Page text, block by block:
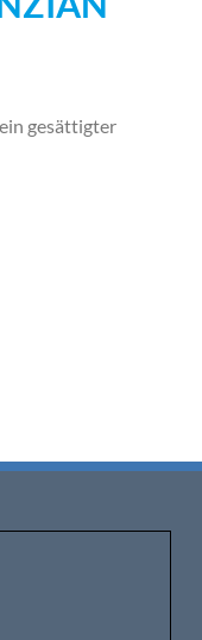
gesättigter